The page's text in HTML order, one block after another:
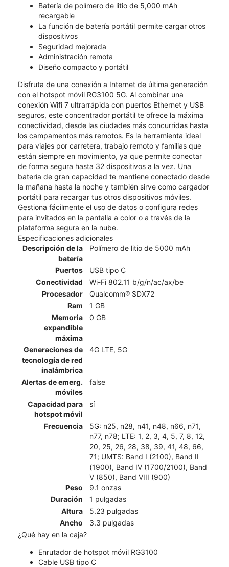
Batería de polímero de litio de 5,000 mAh
recargable
La función de batería portátil permite cargar otros
dispositivos
Seguridad mejorada
Administración remota
Diseño compacto y portátil
Disfruta de una conexión a Internet de última generación
con el hotspot móvil RG3100 5G. Al combinar una
conexión Wifi 7 ultrarrápida con puertos Ethernet y USB
seguros, este concentrador portátil te ofrece la máxima
conectividad, desde las ciudades más concurridas hasta
los campamentos más remotos. Es la herramienta ideal
para viajes por carretera, trabajo remoto y familias que
están siempre en movimiento, ya que permite conectar
de forma segura hasta 32 dispositivos a la vez. Una
batería de gran capacidad te mantiene conectado desde
la mañana hasta la noche y también sirve como cargador
portátil para recargar tus otros dispositivos móviles.
Gestiona fácilmente el uso de datos o configura redes
para invitados en la pantalla a color o a través de la
plataforma segura en la nube.
Especificaciones adicionales
Descripción de la
batería
Polímero de litio de 5000 mAh
Puertos
USB tipo C
Conectividad
Wi-Fi 802.11 b/g/n/ac/ax/be
Procesador
Qualcomm® SDX72
Ram
1 GB
Memoria
expandible
máxima
0 GB
Generaciones de
tecnología de red
inalámbrica
4G LTE, 5G
Alertas de emerg.
móviles
false
Capacidad para
hotspot móvil
sí
Frecuencia
5G: n25, n28, n41, n48, n66, n71,
n77, n78; LTE: 1, 2, 3, 4, 5, 7, 8, 12,
20, 25, 26, 28, 38, 39, 41, 48, 66,
71; UMTS: Band I (2100), Band II
(1900), Band IV (1700/2100), Band
V (850), Band VIII (900)
Peso
9.1 onzas
Duración
1 pulgadas
Altura
5.23 pulgadas
Ancho
3.3 pulgadas
¿Qué hay en la caja?
Enrutador de hotspot móvil RG3100
Cable USB tipo C